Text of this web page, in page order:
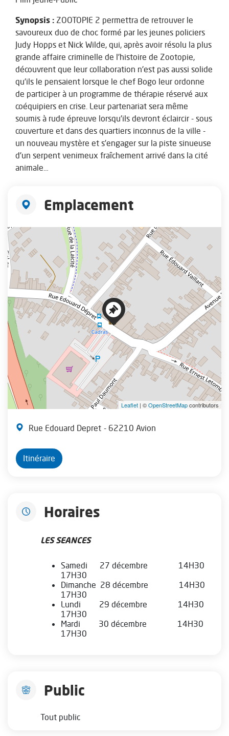
Synopsis : ZOOTOPIE 2 permettra de retrouver le
savoureux duo de choc formé par les jeunes policiers
Judy Hopps et Nick Wilde, qui, après avoir résolu la plus
grande affaire criminelle de l'histoire de Zootopie,
découvrent que leur collaboration n'est pas aussi solide
qu'ils le pensaient lorsque le chef Bogo leur ordonne
de participer à un programme de thérapie réservé aux
coéquipiers en crise. Leur partenariat sera même
soumis à rude épreuve lorsqu'ils devront éclaircir - sous
couverture et dans des quartiers inconnus de la ville -
un nouveau mystère et s’engager sur la piste sinueuse
d'un serpent venimeux fraîchement arrivé dans la cité
animale…
Emplacement
+
−
Leaflet | ©OpenStreetMapcontributors
Rue Edouard Depret - 62210 Avion
Itinéraire
Horaires
LES SEANCES
Samedi 27 décembre 14H30
17H30
Dimanche 28 décembre 14H30
17H30
Lundi 29 décembre 14H30
17H30
Mardi 30 décembre 14H30
17H30
Public
Tout public